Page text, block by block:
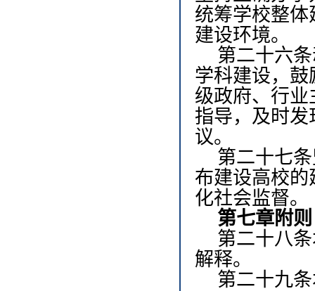
统筹学校整
建设环境。
第二十六条
学科建设，
级政府、行
指导，及时
议。
第二十七条
布建设高校
化社会监督。
第七章附则
第二十八条
解释。
第二十九条